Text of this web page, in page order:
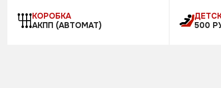
КОРОБКА
АКПП (АВТОМАТ)
500